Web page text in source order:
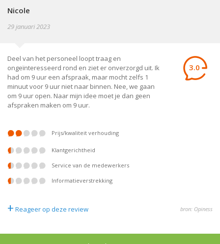
Nicole
29 januari 2023
Deel van het personeel loopt traag en
ongeïnteresseerd rond en ziet er onverzorgd uit. Ik
had om 9 uur een afspraak, maar mocht zelfs 1
minuut voor 9 uur niet naar binnen. Nee, we gaan
om 9 uur open. Naar mijn idee moet je dan geen
afspraken maken om 9 uur.
3.0
prijs/kwaliteit verhouding
klantgerichtheid
service van de medewerkers
informatieverstrekking
+ Reageer op deze review bron: Opiness